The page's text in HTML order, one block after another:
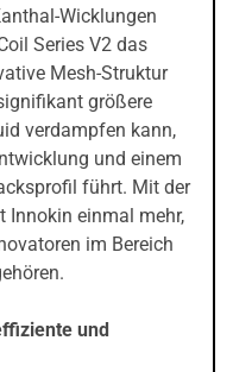
Wicklungen
Series V2 das
Mesh-Struktur
größere
verdampfen kann,
und einem
führt. Mit der
Innokin einmal mehr,
im Bereich
und